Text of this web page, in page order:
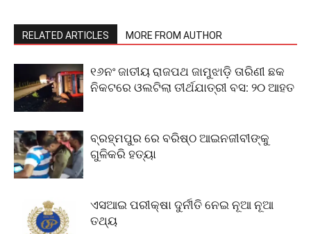
RELATED ARTICLES MORE FROM AUTHOR
୧୬ନଂ ଜାତୀୟ ରାଜପଥ ଜାମୁଝାଡ଼ି ତାରିଣୀ ଛକ
ନିକଟରେ ଓଲଟିଲା ତୀର୍ଥଯାତ୍ରୀ ବସ: ୨୦ ଆହତ
ବ୍ରହ୍ମପୁର ରେ ବରିଷ୍ଠ ଆଇନଜୀବୀଙ୍କୁ
ଗୁଳିକରି ହତ୍ୟା
ଏସଆଇ ପରୀକ୍ଷା ଦୁର୍ନୀତି ନେଇ ନୂଆ ନୂଆ
ତଥ୍ୟ